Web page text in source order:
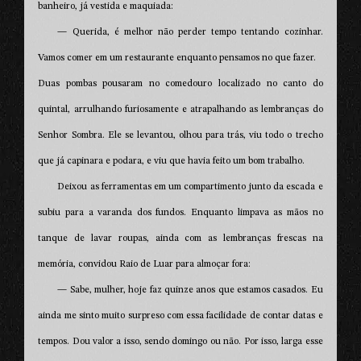
banheiro, já vestida e maquiada:
— Querida, é melhor não perder tempo tentando cozinhar.
Vamos comer em um restaurante enquanto pensamos no que fazer.
Duas pombas pousaram no comedouro localizado no canto do
quintal, arrulhando furiosamente e atrapalhando as lembranças do
Senhor Sombra. Ele se levantou, olhou para trás, viu todo o trecho
que já capinara e podara, e viu que havia feito um bom trabalho.
Deixou as ferramentas em um compartimento junto da escada e
subiu para a varanda dos fundos. Enquanto limpava as mãos no
tanque de lavar roupas, ainda com as lembranças frescas na
memória, convidou Raio de Luar para almoçar fora:
— Sabe, mulher, hoje faz quinze anos que estamos casados. Eu
ainda me sinto muito surpreso com essa facilidade de contar datas e
tempos. Dou valor a isso, sendo domingo ou não. Por isso, larga esse